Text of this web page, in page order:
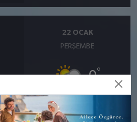
22 OCAK
PERŞEMBE
0°
Düzensiz hafif karlı